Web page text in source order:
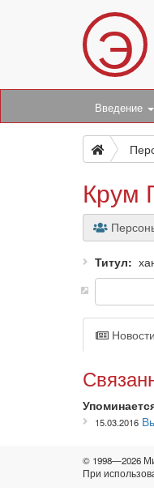
Э
Введение
Крум
Титул
Новости
15.03.2016
© 1998—2026
При